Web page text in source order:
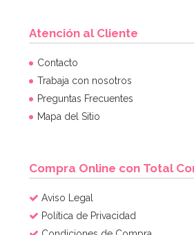
Molde Redondo de 35 cm x 7,5 cm -
26,95€
AÑADIR
Atención al Cliente
Contacto
Trabaja con nosotros
Preguntas Frecuentes
Mapa del Sitio
Compra Online con Total
Aviso Legal
Política de Privacidad